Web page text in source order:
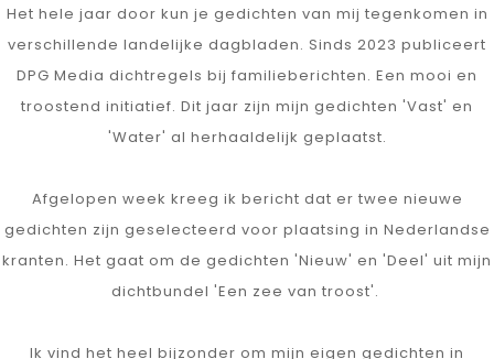
Het hele jaar door kun je gedichten van mij tegenkomen in
verschillende landelijke dagbladen. Sinds 2023 publiceert
DPG Media dichtregels bij familieberichten. Een mooi en
troostend initiatief. Dit jaar zijn mijn gedichten 'Vast' en
'Water' al herhaaldelijk geplaatst.
Afgelopen week kreeg ik bericht dat er twee nieuwe
gedichten zijn geselecteerd voor plaatsing in Nederlandse
kranten. Het gaat om de gedichten 'Nieuw' en 'Deel' uit mijn
dichtbundel 'Een zee van troost'.
Ik vind het heel bijzonder om mijn eigen gedichten in